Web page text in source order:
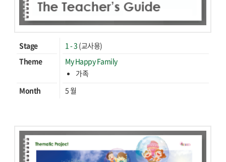
Stage 1 - 3 (교사용)
Theme
My Happy Family
가족
Month
5 월